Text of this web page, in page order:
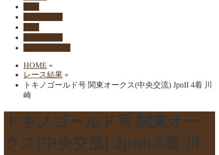
HOME »
レース結果 »
トキノゴールド号 関東オークス(中央交流) JpnII 4着 川
崎
トキノゴールド号 関東オー
クス(中央交流) JpnII 4着 川